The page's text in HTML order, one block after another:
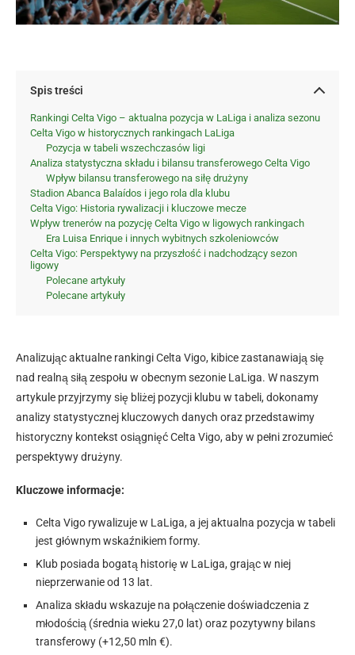
Spis treści
Rankingi Celta Vigo – aktualna pozycja w LaLiga i analiza sezonu
Celta Vigo w historycznych rankingach LaLiga
Pozycja w tabeli wszechczasów ligi
Analiza statystyczna składu i bilansu transferowego Celta Vigo
Wpływ bilansu transferowego na siłę drużyny
Stadion Abanca Balaídos i jego rola dla klubu
Celta Vigo: Historia rywalizacji i kluczowe mecze
Wpływ trenerów na pozycję Celta Vigo w ligowych rankingach
Era Luisa Enrique i innych wybitnych szkoleniowców
Celta Vigo: Perspektywy na przyszłość i nadchodzący sezon
ligowy
Polecane artykuły
Polecane artykuły
Analizując aktualne rankingi Celta Vigo, kibice zastanawiają się
nad realną siłą zespołu w obecnym sezonie LaLiga. W naszym
artykule przyjrzymy się bliżej pozycji klubu w tabeli, dokonamy
analizy statystycznej kluczowych danych oraz przedstawimy
historyczny kontekst osiągnięć Celta Vigo, aby w pełni zrozumieć
perspektywy drużyny.
Kluczowe informacje:
Celta Vigo rywalizuje w LaLiga, a jej aktualna pozycja w tabeli
jest głównym wskaźnikiem formy.
Klub posiada bogatą historię w LaLiga, grając w niej
nieprzerwanie od 13 lat.
Analiza składu wskazuje na połączenie doświadczenia z
młodością (średnia wieku 27,0 lat) oraz pozytywny bilans
transferowy (+12,50 mln €).